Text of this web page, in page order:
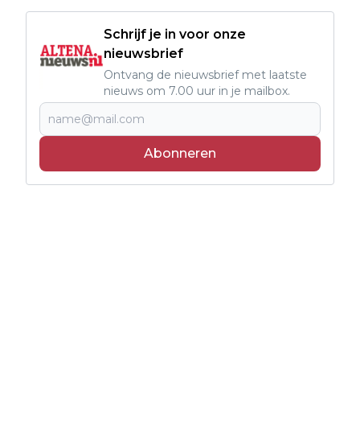
Schrijf je in voor onze
nieuwsbrief
Ontvang de nieuwsbrief met laatste
nieuws om 7.00 uur in je mailbox.
Abonneren